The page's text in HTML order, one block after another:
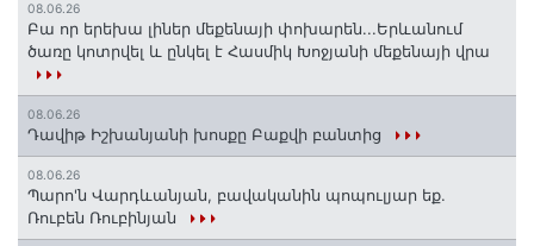
08.06.26
Բա որ երեխա լիներ մեքենայի փոխարեն...Երևանում
ծառը կոտրվել և ընկել է Հասմիկ Խոջյանի մեքենայի վրա
08.06.26
Դավիթ Իշխանյանի խոսքը Բաքվի բանտից
08.06.26
Պարո'ն Վարդևանյան, բավականին պոպուլյար եք.
Ռուբեն Ռուբինյան